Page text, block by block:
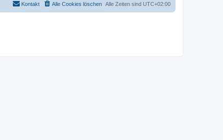
Alle Zeiten sind UTC+02:00
Alle Cookies löschen
Kontakt